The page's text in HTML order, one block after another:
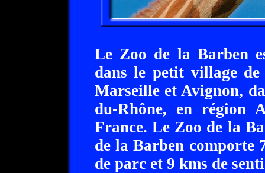
Le Zoo de la Barben
dans le petit village
Marseille et Avignon,
du-Rhône, en région
France. Le Zoo de la
de la Barben comporte
de parc et 9 kms de